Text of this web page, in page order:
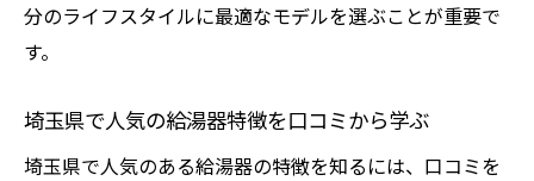
分のライフスタイルに最適なモデルを選ぶことが重要で
す。
埼玉県で人気の給湯器特徴を口コミから学ぶ
埼玉県で人気のある給湯器の特徴を知るには、口コミを